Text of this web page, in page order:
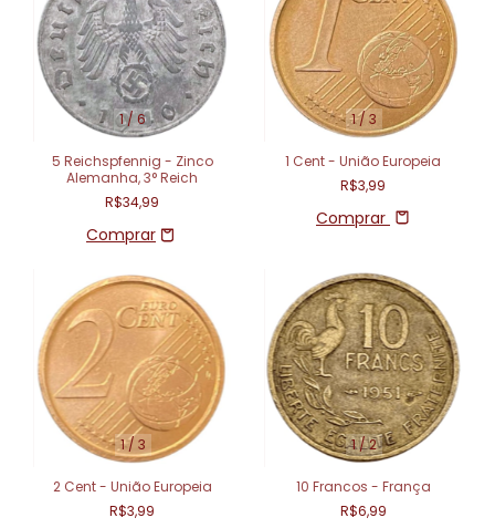
1/6
5 Reichspfennig - Zinco
Alemanha, 3° Reich
R$34,99
1/ 3
1 Cent - União Europeia
R$3,99
Comprar
1/ 3
2 Cent - União Europeia
R$3,99
1/2
10 Francos - França
R$6,99